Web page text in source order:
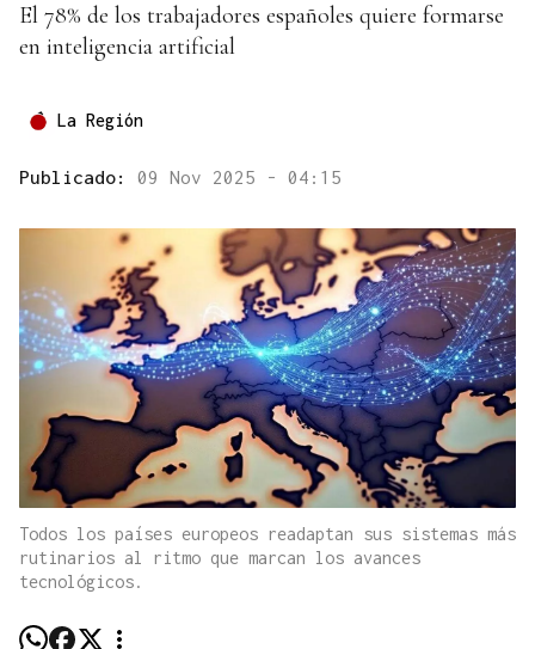
El 78% de los trabajadores españoles quiere formarse
en inteligencia artificial
La Región
Publicado: 09 Nov 2025 - 04:15
Todos los países europeos readaptan sus sistemas más
rutinarios al ritmo que marcan los avances
tecnológicos.